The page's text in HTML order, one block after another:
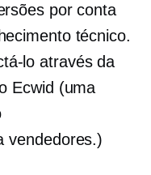
por conta
técnico.
lo através da
Ecwid (uma
vendedores.)